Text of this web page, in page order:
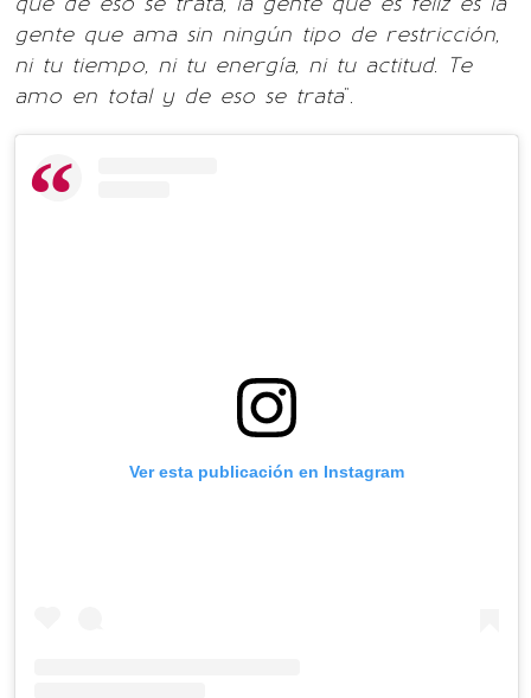
gente que ama sin ningún tipo de restricción,
ni tu tiempo, ni tu energía, ni tu actitud. Te
amo en total y de eso se trata".
Ver esta publicación en Instagram